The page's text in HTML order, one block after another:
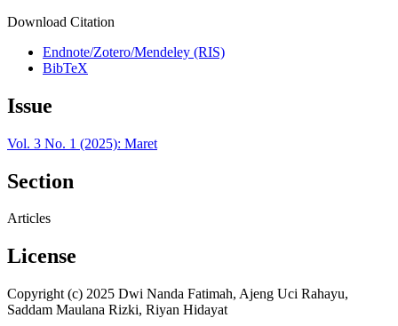
Download Citation
Endnote/Zotero/Mendeley (RIS)
BibTeX
Issue
Vol. 3 No. 1 (2025): Maret
Section
Articles
License
Copyright (c) 2025 Dwi Nanda Fatimah, Ajeng Uci Rahayu,
Saddam Maulana Rizki, Riyan Hidayat